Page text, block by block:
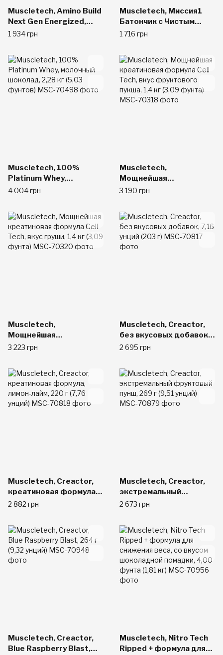
Muscletech, Amino Build
Next Gen Energized,
Orange Mango Cooler,
1 934 грн
Muscletech, Миссия1
Батончик с Чистым
Протеином, Шоколад с
батончиков, 2,12 унции
(60 г) каждый
1 716 грн
Muscletech, 100%
Platinum Whey,
молочный шоколад,
4 004 грн
Muscletech,
Мощнейшая
креатиновая формула
фруктового пукша, 1,4
кг (3,09 фунта)
3 190 грн
Muscletech,
Мощнейшая
креатиновая формула
кг (3,09 фунта)
3 223 грн
Muscletech, Creactor,
без вкусовых добавок,
7,16 унций (203 г)
2 695 грн
Muscletech, Creactor,
креатиновая формула,
лимон-лайм, 220 г (7,76
2 882 грн
Muscletech, Creactor,
экстремальный
фруктовый пунш, 269 г
2 673 грн
Muscletech, Creactor,
Blue Raspberry Blast,
Muscletech, Nitro Tech
Ripped + формула для